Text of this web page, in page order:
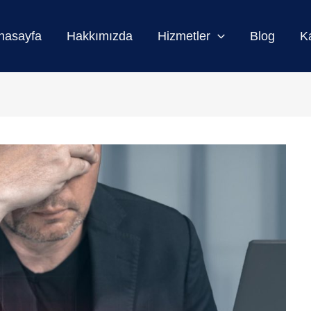
Hakkımızda Hizmetler Blog